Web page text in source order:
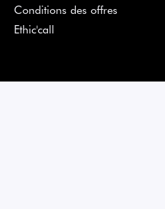
Conditions des offres
Ethic'call